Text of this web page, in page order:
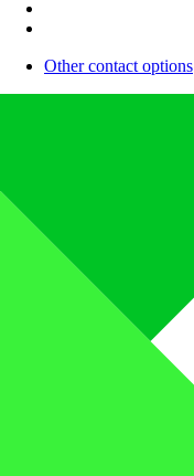
Other contact options